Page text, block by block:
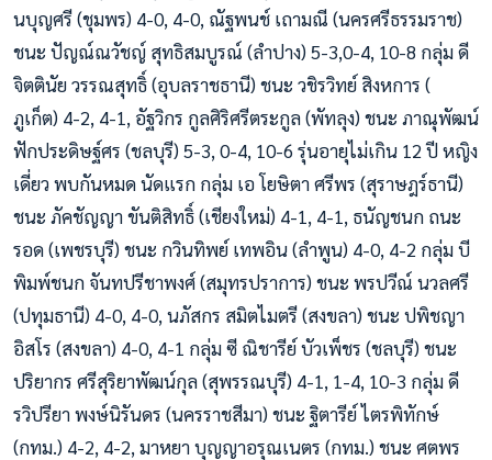
นบุญศรี (ชุมพร) 4-0, 4-0, ณัฐพนช์ เถามณี (นครศรีธรรมราช)
ชนะ ปัญณ์ณวัชญ์ สุทธิสมบูรณ์ (ลำปาง) 5-3,0-4, 10-8 กลุ่ม ดี
จิตตินัย วรรณสุทธิ์ (อุบลราชธานี) ชนะ วชิรวิทย์ สิงหการ (
ภูเก็ต) 4-2, 4-1, อัฐวิกร กูลศิริศรีตระกูล (พัทลุง) ชนะ ภาณุพัฒน์
ฟักประดิษฐ์ศร (ชลบุรี) 5-3, 0-4, 10-6 รุ่นอายุไม่เกิน 12 ปี หญิง
เดี่ยว พบกันหมด นัดแรก กลุ่ม เอ โยษิตา ศรีพร (สุราษฎร์ธานี)
ชนะ ภัคชัญญา ขันติสิทธิ์ (เชียงใหม่) 4-1, 4-1, ธนัญชนก ถนะ
รอด (เพชรบุรี) ชนะ กวินทิพย์ เทพอิน (ลำพูน) 4-0, 4-2 กลุ่ม บี
พิมพ์ชนก จันทปรีชาพงศ์ (สมุทรปราการ) ชนะ พรปวีณ์ นวลศรี
(ปทุมธานี) 4-0, 4-0, นภัสกร สมิตไมตรี (สงขลา) ชนะ ปพิชญา
อิสโร (สงขลา) 4-0, 4-1 กลุ่ม ซี ณิชารีย์ บัวเพ็ชร (ชลบุรี) ชนะ
ปริยากร ศรีสุริยาพัฒน์กุล (สุพรรณบุรี) 4-1, 1-4, 10-3 กลุ่ม ดี
รวิปรียา พงษ์นิรันดร (นครราชสีมา) ชนะ ฐิตารีย์ ไตรพิทักษ์
(กทม.) 4-2, 4-2, มาหยา บุญญาอรุณเนตร (กทม.) ชนะ ศตพร